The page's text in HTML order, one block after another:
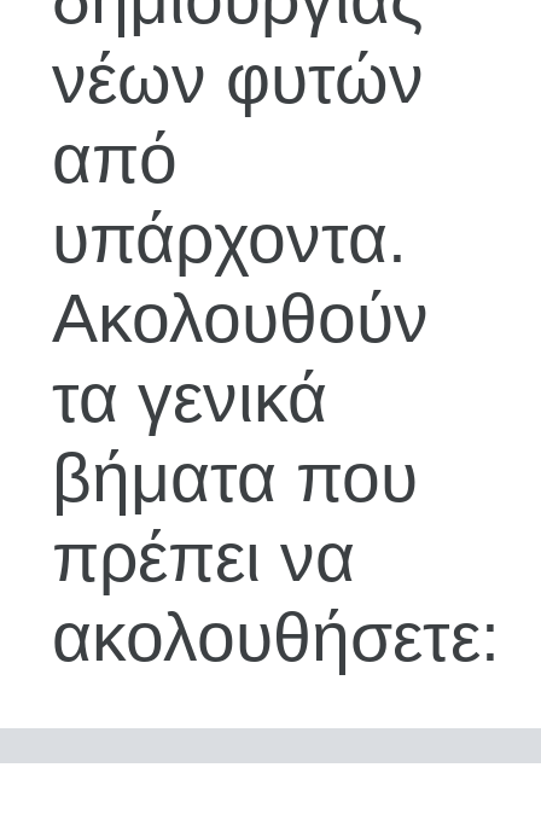
νέων φυτών
από
υπάρχοντα.
Ακολουθούν
τα γενικά
βήματα που
πρέπει να
ακολουθήσετε: